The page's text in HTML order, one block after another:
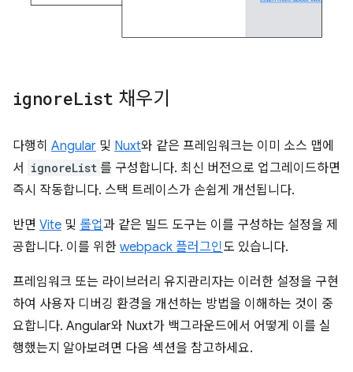
ignoreList 채우기
다행히 Angular 및 Nuxt와 같은 프레임워크는 이미 소스 맵에
서
ignoreList 를 구성합니다. 최신 버전으로 업그레이드하면
즉시 작동합니다. 스택 트레이스가 손쉽게 개선됩니다.
반면 Vite 및 롤업과 같은 빌드 도구는 이를 구성하는 설정을 제
공합니다. 이를 위한 webpack 플러그인도 있습니다.
프레임워크 또는 라이브러리 유지관리자는 이러한 설정을 구현
하여 사용자 디버깅 환경을 개선하는 방법을 이해하는 것이 중
요합니다. Angular와 Nuxt가 백그라운드에서 어떻게 이를 실
행했는지 알아보려면 다음 섹션을 참고하세요.